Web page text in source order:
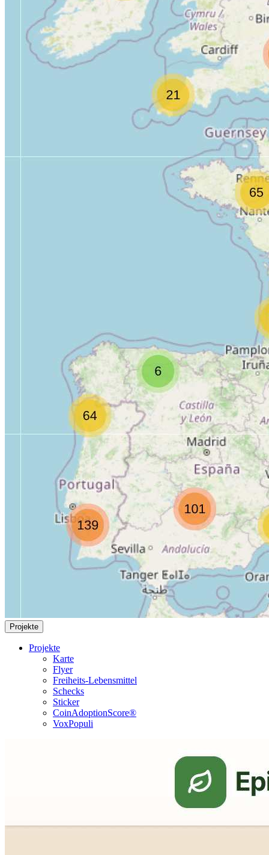
Projekte
Projekte
Karte
Flyer
Freiheits-Lebensmittel
Schecks
Sticker
CoinAdoptionScore®
VoxPopuli